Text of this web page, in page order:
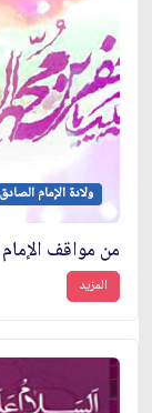
ولادة الإمام
من مواقف
المزيد